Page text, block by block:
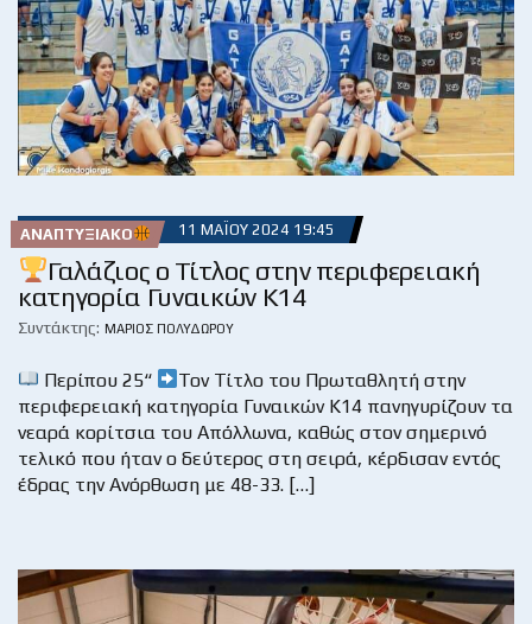
ΑΝΑΠΤΥΞΙΑΚΌ 11 ΜΑΪ́ΟΥ 2024 19:45
Γαλάζιος ο Τίτλος στην περιφερειακή
κατηγορία Γυναικών Κ14
Συντάκτης: ΜΆΡΙΟΣ ΠΟΛΥΔΏΡΟΥ
Περίπου 25“
Τον Τίτλο του Πρωταθλητή στην
περιφερειακή κατηγορία Γυναικών Κ14 πανηγυρίζουν τα
νεαρά κορίτσια του Απόλλωνα, καθώς στον σημερινό
τελικό που ήταν ο δεύτερος στη σειρά, κέρδισαν εντός
έδρας την Ανόρθωση με 48-33. […]